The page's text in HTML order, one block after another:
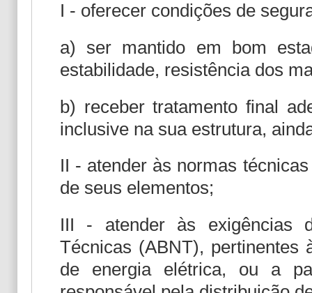
I - oferecer condições de
a) ser mantido em bom
estabilidade, resistência dos
b) receber tratamento final
inclusive na sua estrutura,
II - atender às normas
de seus elementos;
III - atender às exigências
Técnicas (ABNT), pertinentes
de energia elétrica, ou a